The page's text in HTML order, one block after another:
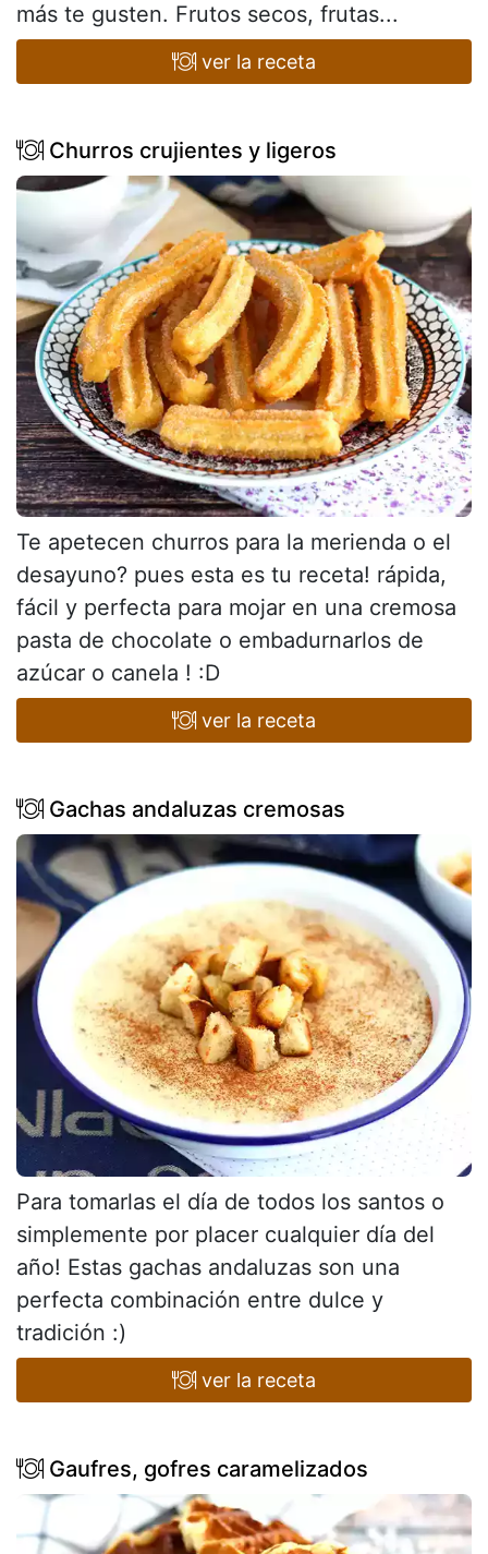
más te gusten. Frutos secos, frutas...
ver la receta
Churros crujientes y ligeros
Te apetecen churros para la merienda o el
desayuno? pues esta es tu receta! rápida,
fácil y perfecta para mojar en una cremosa
pasta de chocolate o embadurnarlos de
azúcar o canela ! :D
ver la receta
Gachas andaluzas cremosas
Para tomarlas el día de todos los santos o
simplemente por placer cualquier día del
año! Estas gachas andaluzas son una
perfecta combinación entre dulce y
tradición :)
ver la receta
Gaufres, gofres caramelizados